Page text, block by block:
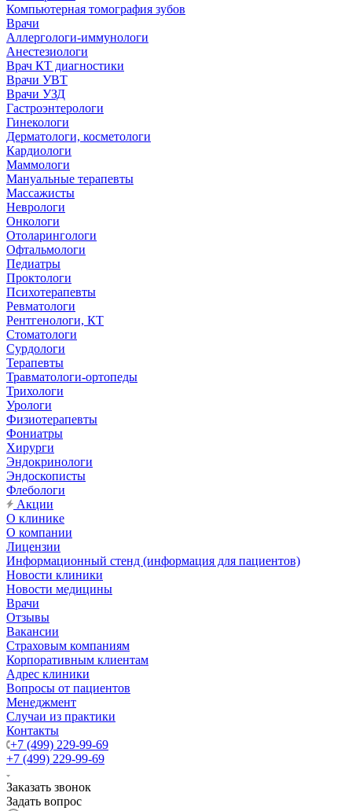
Компьютерная томография зубов
Врачи
Аллергологи-иммунологи
Анестезиологи
Врач КТ диагностики
Врачи УВТ
Врачи УЗД
Гастроэнтерологи
Гинекологи
Дерматологи, косметологи
Кардиологи
Маммологи
Мануальные терапевты
Массажисты
Неврологи
Онкологи
Отоларингологи
Офтальмологи
Педиатры
Проктологи
Психотерапевты
Ревматологи
Рентгенологи, КТ
Стоматологи
Сурдологи
Терапевты
Травматологи-ортопеды
Трихологи
Урологи
Физиотерапевты
Фониатры
Хирурги
Эндокринологи
Эндоскописты
Флебологи
Акции
О клинике
О компании
Лицензии
Информационный стенд (информация для пациентов)
Новости клиники
Новости медицины
Врачи
Отзывы
Вакансии
Страховым компаниям
Корпоративным клиентам
Адрес клиники
Вопросы от пациентов
Менеджмент
Случаи из практики
Контакты
+7 (499) 229-99-69
+7 (499) 229-99-69
Заказать звонок
Задать вопрос